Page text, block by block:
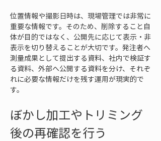
位置情報や撮影日時は、現場管理では非常に
重要な情報です。そのため、削除すること自
体が目的ではなく、公開先に応じて表示・非
表示を切り替えることが大切です。発注者へ
測量成果として提出する資料、社内で検証す
る資料、外部へ公開する資料を分け、それぞ
れに必要な情報だけを残す運用が現実的で
す。
ぼかし加工やトリミング
後の再確認を行う